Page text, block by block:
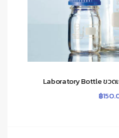
Laboratory Bottle ขวด
฿